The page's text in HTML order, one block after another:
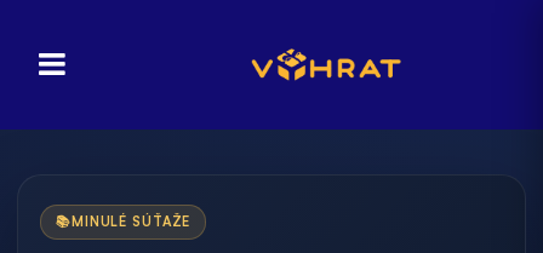
📚 MINULÉ SÚŤAŽE